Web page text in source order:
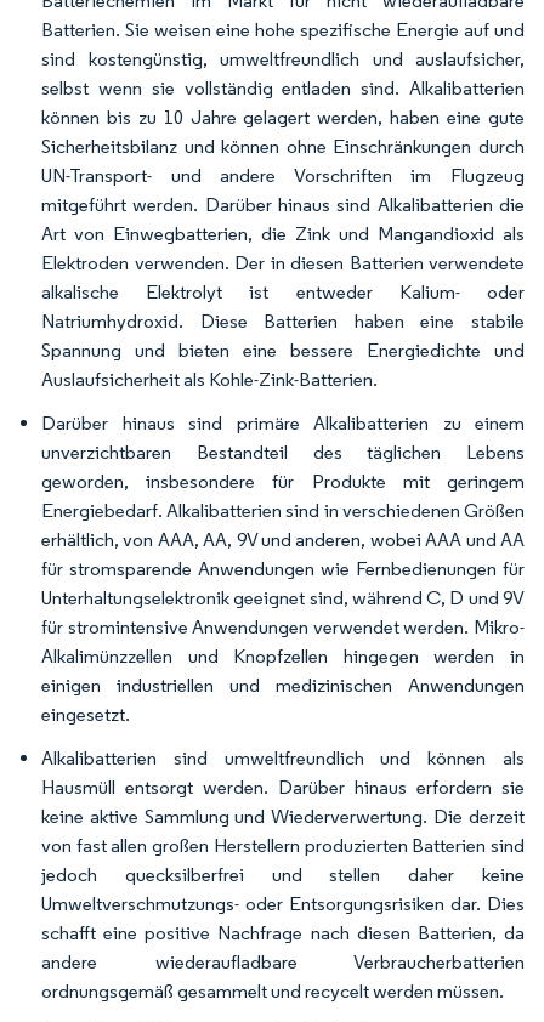
Batterien. Sie weisen eine hohe spezifische Energie auf und
sind kostengünstig, umweltfreundlich und auslaufsicher,
selbst wenn sie vollständig entladen sind. Alkalibatterien
können bis zu 10 Jahre gelagert werden, haben eine gute
Sicherheitsbilanz und können ohne Einschränkungen durch
UN-Transport- und andere Vorschriften im Flugzeug
mitgeführt werden. Darüber hinaus sind Alkalibatterien die
Art von Einwegbatterien, die Zink und Mangandioxid als
Elektroden verwenden. Der in diesen Batterien verwendete
alkalische Elektrolyt ist entweder Kalium- oder
Natriumhydroxid. Diese Batterien haben eine stabile
Spannung und bieten eine bessere Energiedichte und
Auslaufsicherheit als Kohle-Zink-Batterien.
Darüber hinaus sind primäre Alkalibatterien zu einem
unverzichtbaren Bestandteil des täglichen Lebens
geworden, insbesondere für Produkte mit geringem
Energiebedarf. Alkalibatterien sind in verschiedenen Größen
erhältlich, von AAA, AA, 9V und anderen, wobei AAA und AA
für stromsparende Anwendungen wie Fernbedienungen für
Unterhaltungselektronik geeignet sind, während C, D und 9V
für stromintensive Anwendungen verwendet werden. Mikro-
Alkalimünzzellen und Knopfzellen hingegen werden in
einigen industriellen und medizinischen Anwendungen
eingesetzt.
Alkalibatterien sind umweltfreundlich und können als
Hausmüll entsorgt werden. Darüber hinaus erfordern sie
keine aktive Sammlung und Wiederverwertung. Die derzeit
von fast allen großen Herstellern produzierten Batterien sind
jedoch quecksilberfrei und stellen daher keine
Umweltverschmutzungs- oder Entsorgungsrisiken dar. Dies
schafft eine positive Nachfrage nach diesen Batterien, da
andere wiederaufladbare Verbraucherbatterien
ordnungsgemäß gesammelt und recycelt werden müssen.